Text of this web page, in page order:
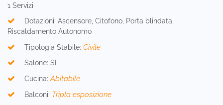
1 Servizi
Dotazioni: Ascensore, Citofono, Porta blindata,
Riscaldamento Autonomo
Tipologia Stabile: Civile
Salone: SI
Cucina:Abitabile
Balconi: Tripla esposizione